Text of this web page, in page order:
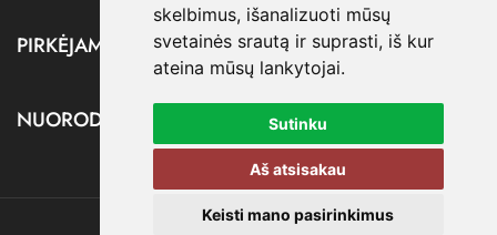
skelbimus, išanalizuoti mūsų
svetainės srautą ir suprasti, iš kur
ateina mūsų lankytojai.
Sutinku
Aš atsisakau
Keisti mano pasirinkimus
PIRKĖJAMS
NUORODOS